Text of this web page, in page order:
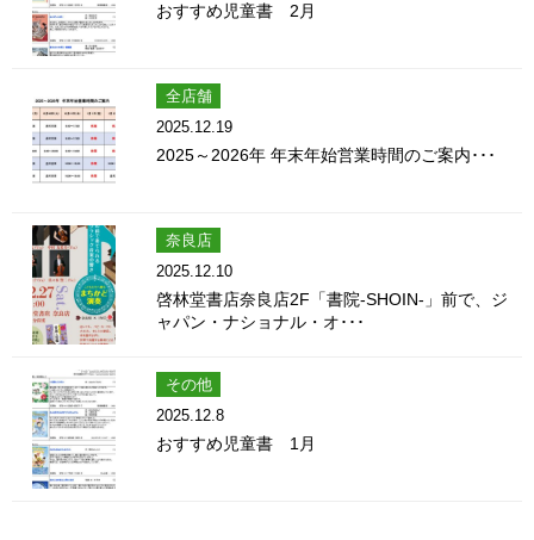
おすすめ児童書 2月
全店舗
2025.12.19
2025～2026年 年末年始営業時間のご案内･･･
奈良店
2025.12.10
啓林堂書店奈良店2F「書院-SHOIN-」前で、ジ
ャパン・ナショナル・オ･･･
その他
2025.12.8
おすすめ児童書 1月